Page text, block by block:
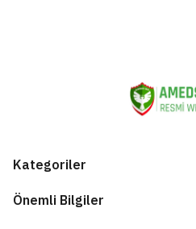
Kategoriler
Önemli Bilgiler